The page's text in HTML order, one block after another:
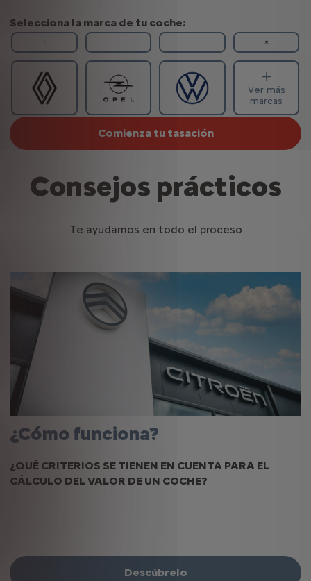
Selecciona la marca de tu coche:
Ver más
marcas
Comienza tu tasación
Consejos prácticos
Te ayudamos en todo el proceso
¿Cómo funciona?
¿QUÉ CRITERIOS SE TIENEN EN CUENTA PARA EL
CÁLCULO DEL VALOR DE UN COCHE?
Descúbrelo